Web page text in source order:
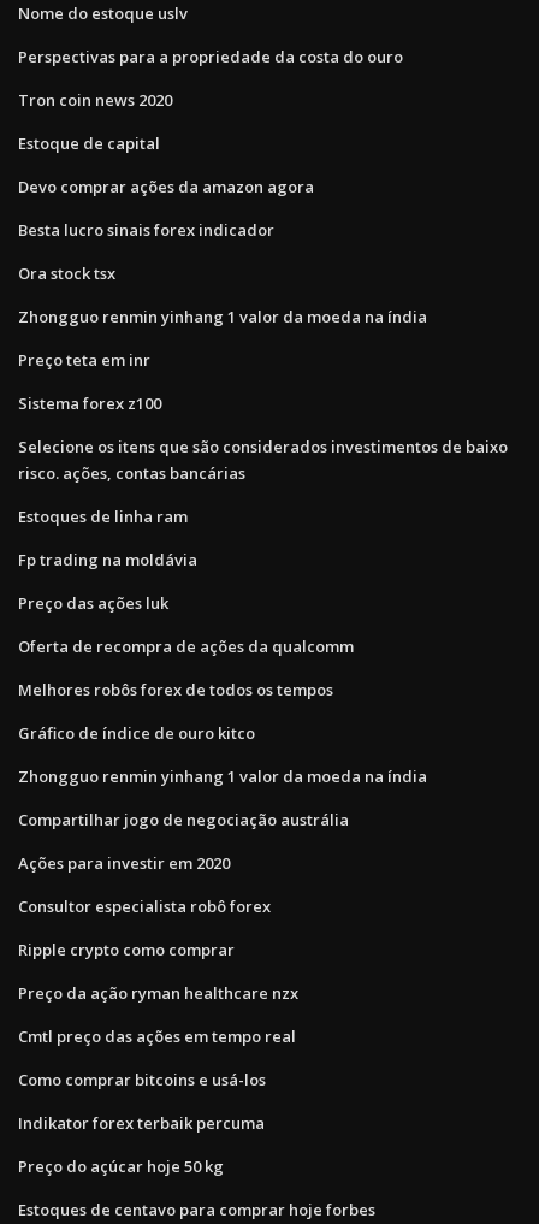
Nome do estoque uslv
Perspectivas para a propriedade da costa do ouro
Tron coin news 2020
Estoque de capital
Devo comprar ações da amazon agora
Besta lucro sinais forex indicador
Ora stock tsx
Zhongguo renmin yinhang 1 valor da moeda na índia
Preço teta em inr
Sistema forex z100
Selecione os itens que são considerados investimentos de baixo
risco. ações, contas bancárias
Estoques de linha ram
Fp trading na moldávia
Preço das ações luk
Oferta de recompra de ações da qualcomm
Melhores robôs forex de todos os tempos
Gráfico de índice de ouro kitco
Zhongguo renmin yinhang 1 valor da moeda na índia
Compartilhar jogo de negociação austrália
Ações para investir em 2020
Consultor especialista robô forex
Ripple crypto como comprar
Preço da ação ryman healthcare nzx
Cmtl preço das ações em tempo real
Como comprar bitcoins e usá-los
Indikator forex terbaik percuma
Preço do açúcar hoje 50 kg
Estoques de centavo para comprar hoje forbes